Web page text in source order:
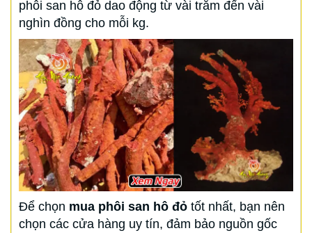
phôi san hô đỏ dao động từ vài trăm đến vài
nghìn đồng cho mỗi kg.
Để chọn mua phôi san hô đỏ tốt nhất, bạn nên
chọn các cửa hàng uy tín, đảm bảo nguồn gốc